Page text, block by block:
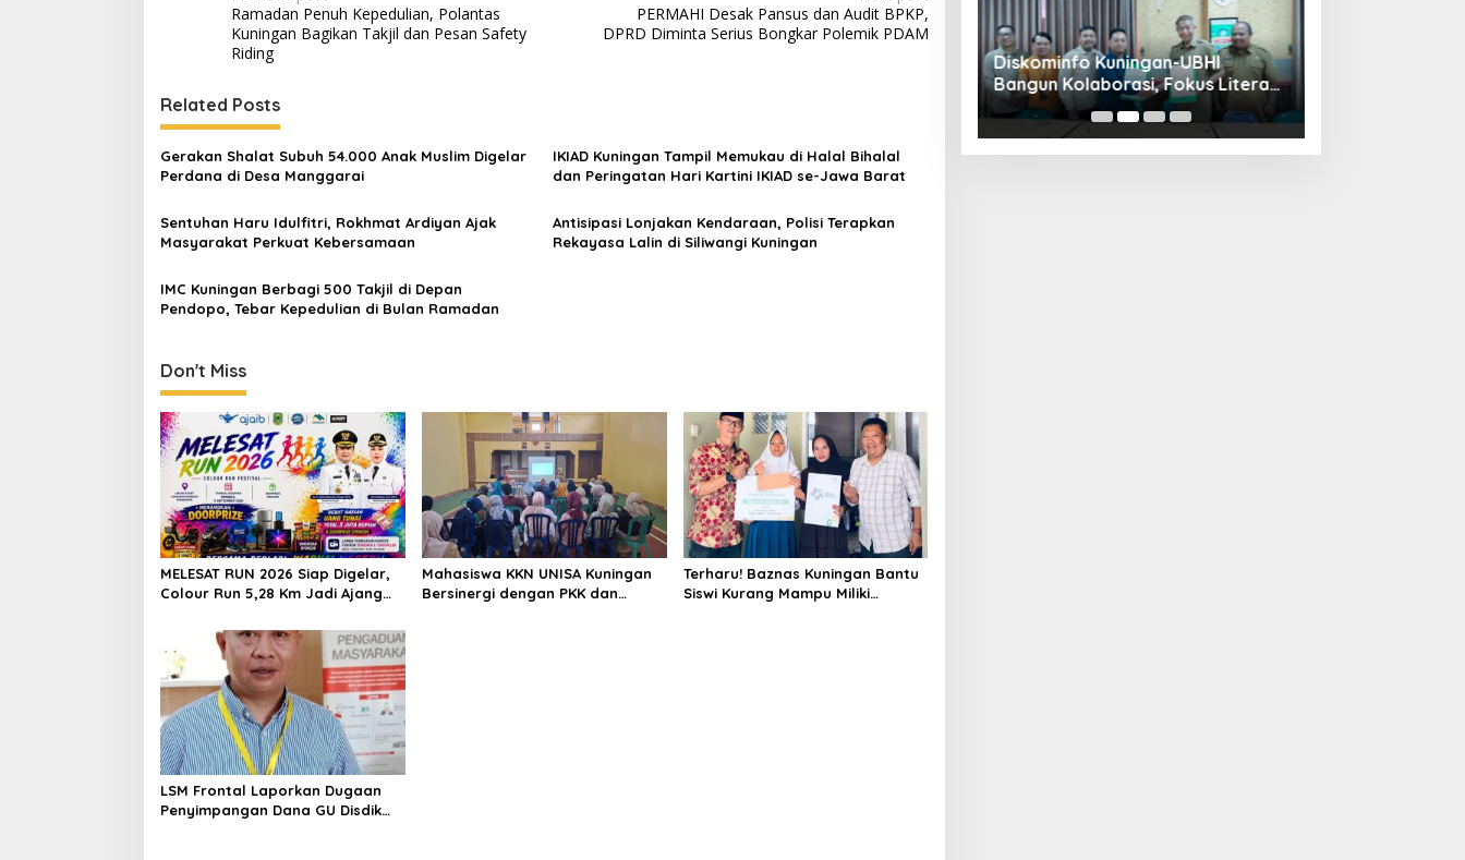
navigation
Ramadan Penuh Kepedulian, Polantas
Kuningan Bagikan Takjil dan Pesan Safety
Riding
PERMAHI Desak Pansus dan Audit BPKP,
DPRD Diminta Serius Bongkar Polemik PDAM
Related Posts
Gerakan Shalat Subuh 54.000 Anak Muslim Digelar
Perdana di Desa Manggarai
IKIAD Kuningan Tampil Memukau di Halal Bihalal
dan Peringatan Hari Kartini IKIAD se-Jawa Barat
Sentuhan Haru Idulfitri, Rokhmat Ardiyan Ajak
Masyarakat Perkuat Kebersamaan
Antisipasi Lonjakan Kendaraan, Polisi Terapkan
Rekayasa Lalin di Siliwangi Kuningan
IMC Kuningan Berbagi 500 Takjil di Depan
Pendopo, Tebar Kepedulian di Bulan Ramadan
Don't Miss
MELESAT RUN 2026 Siap Digelar,
Colour Run 5,28 Km Jadi Ajang
Kuningan
Mahasiswa KKN UNISA Kuningan
Bersinergi dengan PKK dan
Terharu! Baznas Kuningan Bantu
Siswi Kurang Mampu Miliki
LSM Frontal Laporkan Dugaan
Penyimpangan Dana GU Disdik
Diskominfo Kuningan-UBHI
Bangun Kolaborasi, Fokus Literasi
Digital hingga Desa Digital